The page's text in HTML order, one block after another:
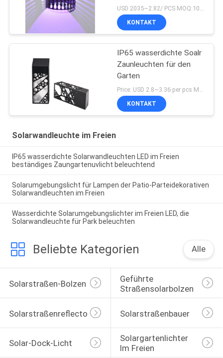
Monocrystalline 0.18W
USD 2035~2.82/ PCS MOQ:10pcs
KONTAKT
IP65 wasserdichte Soalr
Zaunleuchten für den
Garten
Price: USD 2.8~3.36 per pcs MOQ:8 PCS
KONTAKT
Solarwandleuchte im Freien
IP65 wasserdichte Solarwandleuchten LED im Freien
beständiges Zaungartenuvlicht beleuchtend
Solarumgebungslicht für Lampen der Patio-Parteidekorativen
Solarwandleuchten im Freien
Wasserdichte Solarumgebungslichter im Freien LED, die
Solarwandleuchte für Park beleuchten
Beliebte Kategorien Alle
Solarstraßen-Bolzen
Geführte
Straßensolarbolzen
Solarstraßenreflectoren Solarstraßenbauer
Solar-Dock-Licht
Solargartenlichter
Im Freien